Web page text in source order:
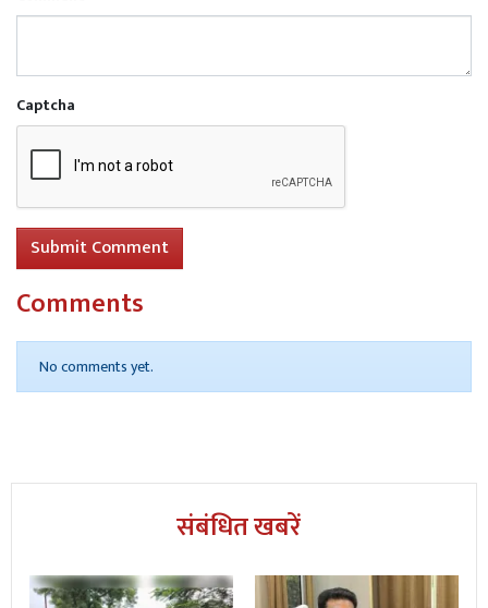
Read Moreनाबालिग को भगाकर दुष्कर्म करने वाला आरोपी
गिरफ्तार
Captcha
Submit Comment
Comments
No comments yet.
संबंधित खबरें